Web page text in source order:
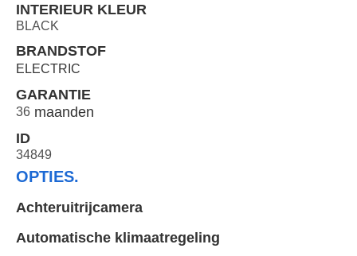
INTERIEUR KLEUR
BLACK
BRANDSTOF
ELECTRIC
GARANTIE
36
ID
34849
OPTIES.
Achteruitrijcamera
Automatische klimaatregeling